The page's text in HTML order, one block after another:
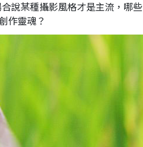
說某種攝影風格才是主流，哪些
作靈魂？